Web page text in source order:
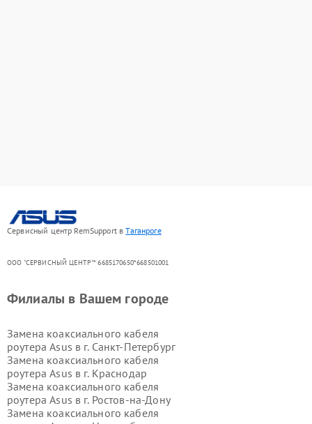
Сервисный центр RemSupport вТаганроге
ООО "СЕРВИСНЫЙ ЦЕНТР"* 6685170650*668501001
Филиалы в Вашем городе
Замена коаксиального кабеля
роутера Asus в г. Санкт-Петербург
Замена коаксиального кабеля
роутера Asus в г. Краснодар
Замена коаксиального кабеля
роутера Asus в г. Ростов-на-Дону
Замена коаксиального кабеля